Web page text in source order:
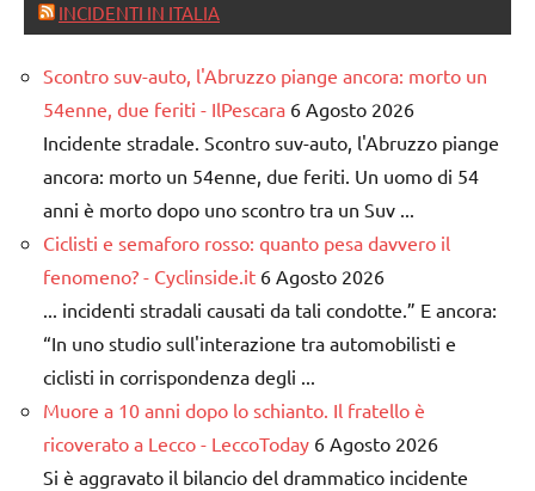
INCIDENTI IN ITALIA
Scontro suv-auto, l'Abruzzo piange ancora: morto un
54enne, due feriti - IlPescara 6 Agosto 2026
Incidente stradale. Scontro suv-auto, l'Abruzzo piange
ancora: morto un 54enne, due feriti. Un uomo di 54
anni è morto dopo uno scontro tra un Suv ...
Ciclisti e semaforo rosso: quanto pesa davvero il
fenomeno? - Cyclinside.it 6 Agosto 2026
... incidenti stradali causati da tali condotte.” E ancora:
“In uno studio sull'interazione tra automobilisti e
ciclisti in corrispondenza degli ...
Muore a 10 anni dopo lo schianto. Il fratello è
ricoverato a Lecco - LeccoToday 6 Agosto 2026
Si è aggravato il bilancio del drammatico incidente